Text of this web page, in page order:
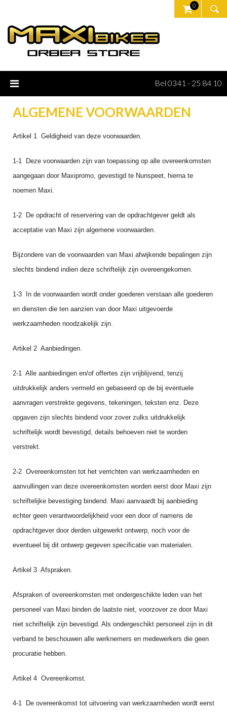
0
Bel 0341 - 25 84 10
ALGEMENE VOORWAARDEN
Artikel 1 Geldigheid van deze voorwaarden.
1‑1 Deze voorwaarden zijn van toepassing op alle overeenkomsten
aangegaan door Maxipromo, gevestigd te Nunspeet, hierna te
noemen Maxi.
1‑2 De opdracht of reservering van de opdrachtgever geldt als
acceptatie van Maxi zijn algemene voorwaarden.
Bijzondere van de voorwaarden van Maxi afwijkende bepalingen zijn
slechts bindend indien deze schriftelijk zijn overeengekomen.
1‑3 In de voorwaarden wordt onder goederen verstaan alle goederen
en diensten die ten aanzien van door Maxi uitgevoerde
werkzaamheden noodzakelijk zijn.
Artikel 2 Aanbiedingen.
2‑1 Alle aanbiedingen en/of offertes zijn vrijblijvend, tenzij
uitdrukkelijk anders vermeld en gebaseerd op de bij eventuele
aanvragen verstrekte gegevens, tekeningen, teksten enz. Deze
opgaven zijn slechts bindend voor zover zulks uitdrukkelijk
schriftelijk wordt bevestigd, details behoeven niet te worden
verstrekt.
2‑2 Overeenkomsten tot het verrichten van werkzaamheden en
aanvullingen van deze overeen­komsten worden eerst door Maxi zijn
schriftelijke bevestiging bindend. Maxi aanvaardt bij aanbie­ding
echter geen verantwoordelijkheid voor een door of namens de
opdracht­gever door derden uitgewerkt ontwerp, noch voor de
eventueel bij dit ontwerp gegeven specificatie van materialen.
Artikel 3 Afspraken.
Afspraken of overeenkomsten met ondergeschikte leden van het
personeel van Maxi binden de laatste niet, voorzover ze door Maxi
niet schriftelijk zijn bevestigd. Als ondergeschikt personeel zijn in dit
verband te beschouwen alle werknemers en medewerkers die geen
procuratie hebben.
Artikel 4 Overeenkomst.
4‑1 De overeenkomst tot uitvoering van werkzaamheden wordt eerst